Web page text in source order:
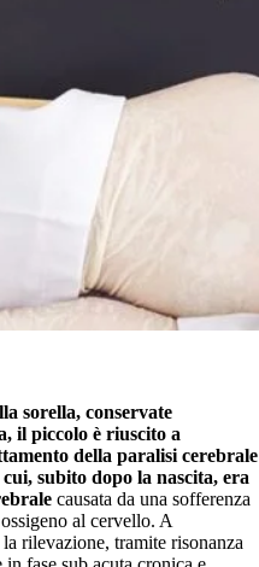
sorella, conservate
il piccolo è riuscito a
della paralisi cerebrale
subito dopo la nascita, era
causata da una sofferenza
al cervello. A
rilevazione, tramite risonanza